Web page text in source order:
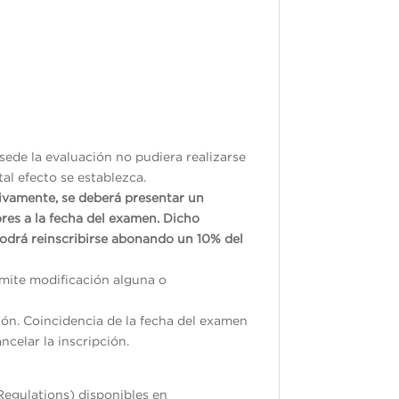
la evaluación no pudiera realizarse
efecto se establezca.
se deberá presentar un
a la fecha del examen. Dicho
reinscribirse abonando un 10% del
modificación alguna o
Coincidencia de la fecha del examen
la inscripción.
disponibles en